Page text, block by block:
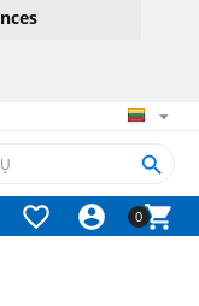
0


